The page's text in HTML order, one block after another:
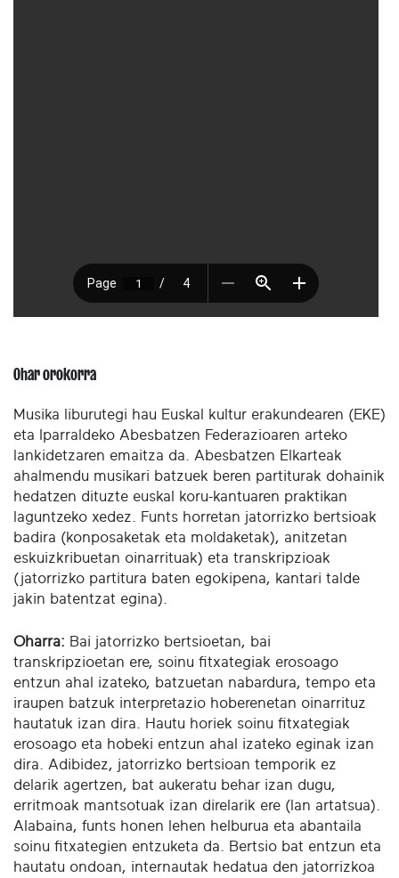
Ohar orokorra
Musika liburutegi hau Euskal kultur erakundearen (EKE)
eta Iparraldeko Abesbatzen Federazioaren arteko
lankidetzaren emaitza da. Abesbatzen Elkarteak
ahalmendu musikari batzuek beren partiturak dohainik
hedatzen dituzte euskal koru-kantuaren praktikan
laguntzeko xedez. Funts horretan jatorrizko bertsioak
badira (konposaketak eta moldaketak), anitzetan
eskuizkribuetan oinarrituak) eta transkripzioak
(jatorrizko partitura baten egokipena, kantari talde
jakin batentzat egina).
Oharra: Bai jatorrizko bertsioetan, bai
transkripzioetan ere, soinu fitxategiak erosoago
entzun ahal izateko, batzuetan nabardura, tempo eta
iraupen batzuk interpretazio hoberenetan oinarrituz
hautatuk izan dira. Hautu horiek soinu fitxategiak
erosoago eta hobeki entzun ahal izateko eginak izan
dira. Adibidez, jatorrizko bertsioan temporik ez
delarik agertzen, bat aukeratu behar izan dugu,
erritmoak mantsotuak izan direlarik ere (lan artatsua).
Alabaina, funts honen lehen helburua eta abantaila
soinu fitxategien entzuketa da. Bertsio bat entzun eta
hautatu ondoan, internautak hedatua den jatorrizkoa